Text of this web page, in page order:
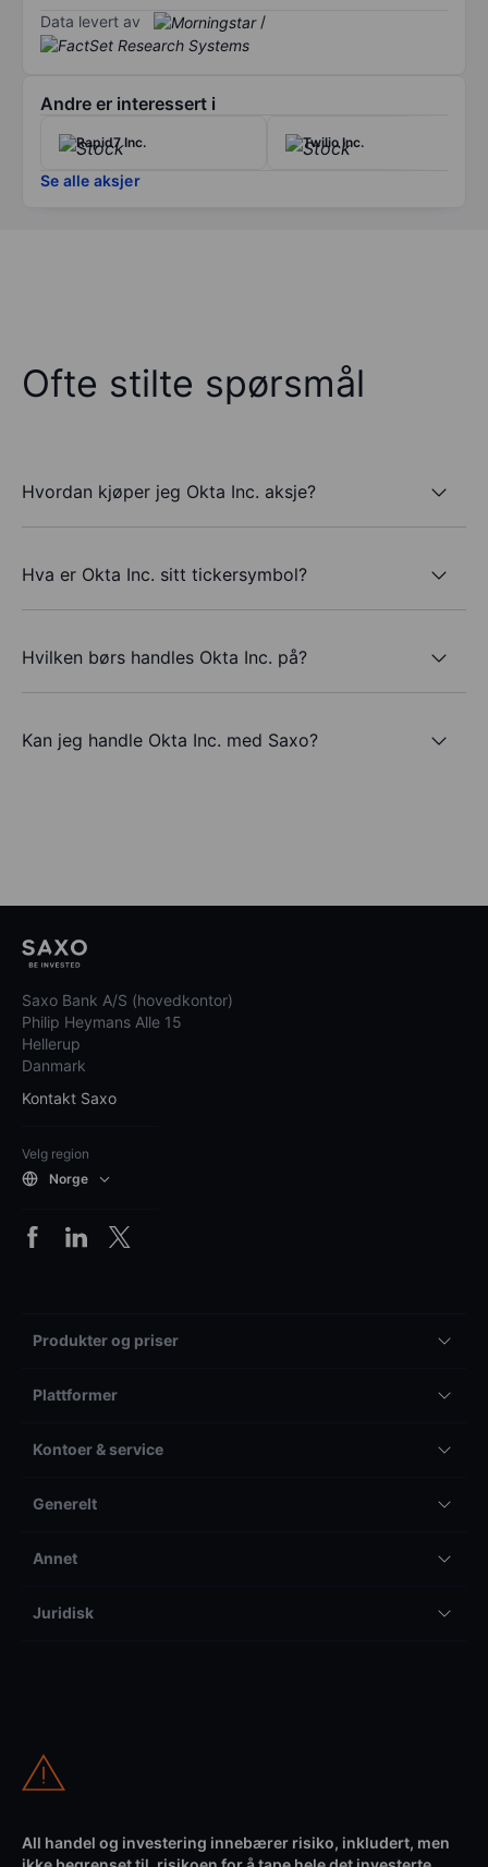
Data levert av /
Andre er interessert i
Rapid7 Inc. Twilio Inc.
Se alle aksjer
Ofte stilte spørsmål
Hvordan kjøper jeg Okta Inc. aksje?
Hva er Okta Inc. sitt tickersymbol?
Hvilken børs handles Okta Inc. på?
Kan jeg handle Okta Inc. med Saxo?
Saxo Bank A/S (hovedkontor)
Philip Heymans Alle 15
Hellerup
Danmark
Kontakt Saxo
Velg region
Norge
Produkter og priser
Plattformer
Kontoer & service
Generelt
Annet
Juridisk
All handel og investering innebærer risiko, inkludert, men